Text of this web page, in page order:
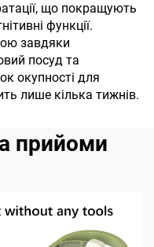
що покращують
функції.
завдяки
посуд та
окупності для
лише кілька тижнів.
прийоми